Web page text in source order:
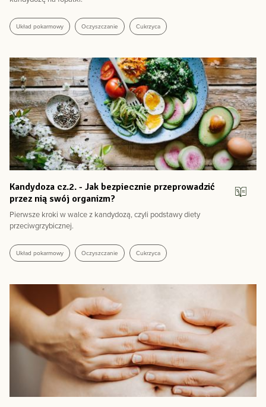
Układ pokarmowy Oczyszczanie Cukrzyca
Kandydoza cz.2. - Jak bezpiecznie przeprowadzić
przez nią swój organizm?
Pierwsze kroki w walce z kandydozą, czyli podstawy diety
przeciwgrzybicznej.
Układ pokarmowy Oczyszczanie Cukrzyca